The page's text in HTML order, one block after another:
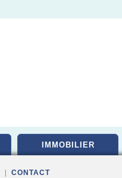
IMMOBILIER
CONTACT